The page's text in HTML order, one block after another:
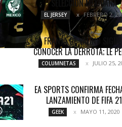
SELECCIÓN MEXICANA
EL JERSEY FEBRERO 2,
LA FRANJA DE VALIÑO
CONOCER LA DERROTA; LE
COLUMNETAS JULIO 25,
EA SPORTS CONFIRMA
LANZAMIENTO DE FIFA 21
GEEK MAYO 11, 2020